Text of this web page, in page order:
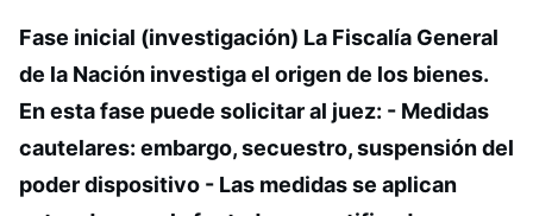
Fase inicial (investigación) La Fiscalía General
de la Nación investiga el origen de los bienes.
En esta fase puede solicitar al juez: - Medidas
cautelares: embargo, secuestro, suspensión del
poder dispositivo - Las medidas se aplican